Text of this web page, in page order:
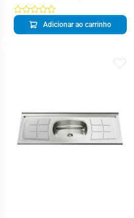
Adicionar ao carrinho